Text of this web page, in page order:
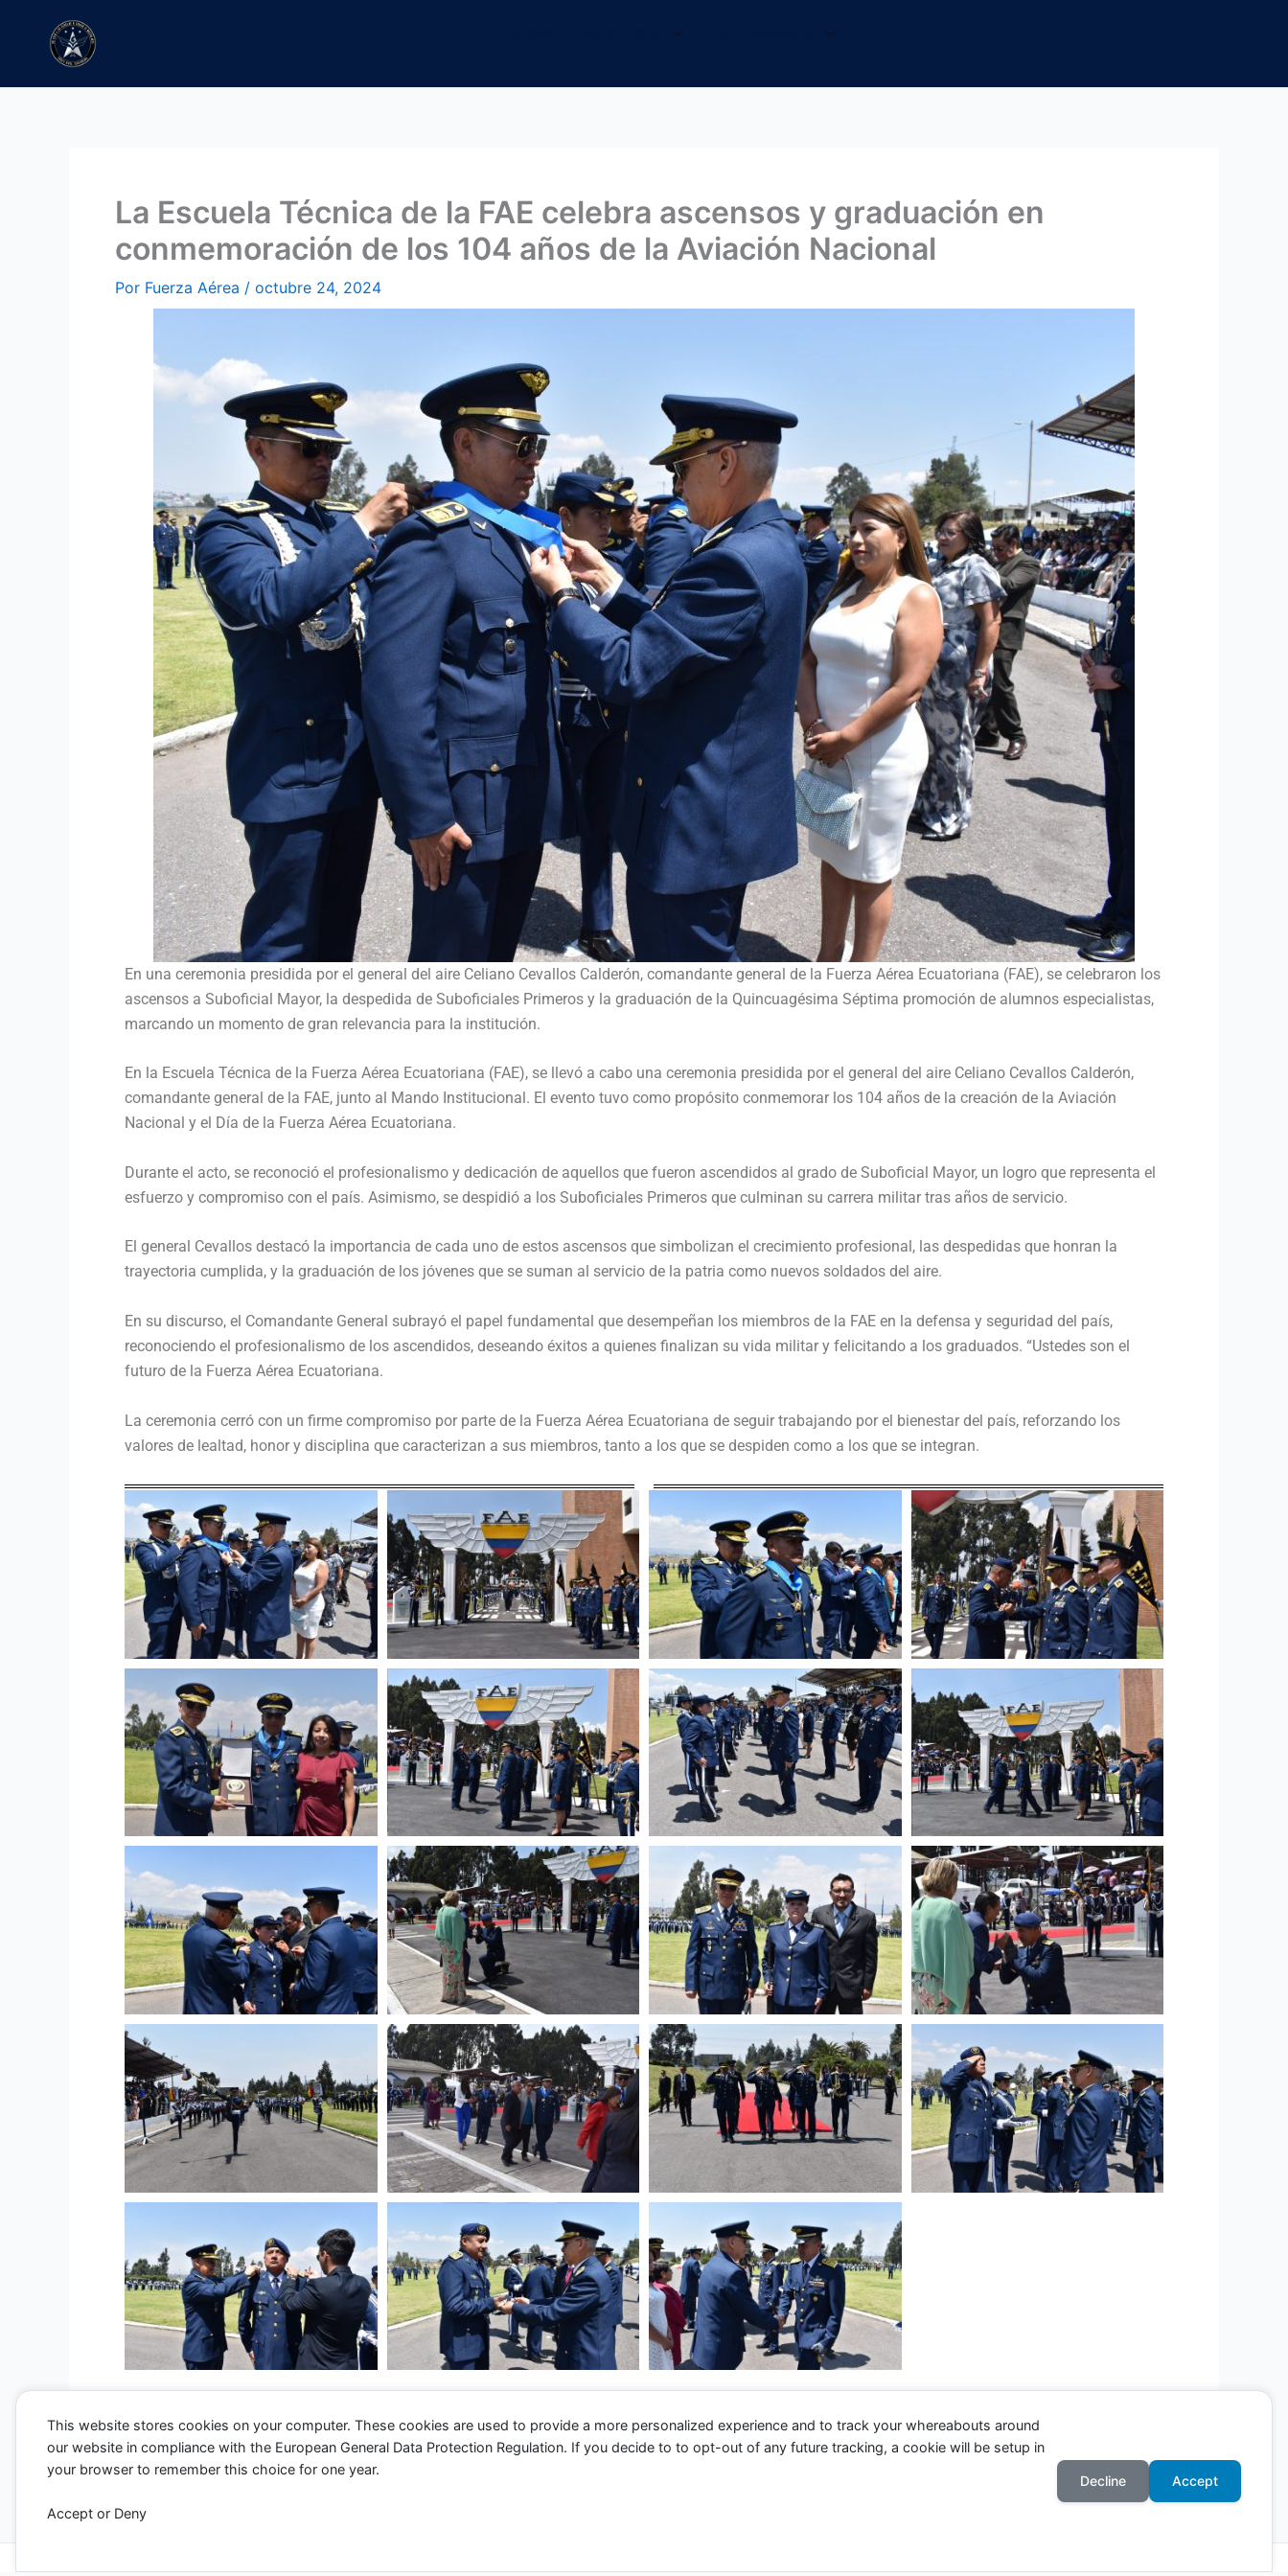
contenido
La Escuela Técnica de la FAE celebra ascensos y graduación en
conmemoración de los 104 años de la Aviación Nacional
Por Fuerza Aérea / octubre 24, 2024
En una ceremonia presidida por el general del aire Celiano Cevallos Calderón, comandante general de la Fuerza Aérea Ecuatoriana (FAE), se celebraron los
ascensos a Suboficial Mayor, la despedida de Suboficiales Primeros y la graduación de la Quincuagésima Séptima promoción de alumnos especialistas,
marcando un momento de gran relevancia para la institución.
En la Escuela Técnica de la Fuerza Aérea Ecuatoriana (FAE), se llevó a cabo una ceremonia presidida por el general del aire Celiano Cevallos Calderón,
comandante general de la FAE, junto al Mando Institucional. El evento tuvo como propósito conmemorar los 104 años de la creación de la Aviación
Nacional y el Día de la Fuerza Aérea Ecuatoriana.
Durante el acto, se reconoció el profesionalismo y dedicación de aquellos que fueron ascendidos al grado de Suboficial Mayor, un logro que representa el
esfuerzo y compromiso con el país. Asimismo, se despidió a los Suboficiales Primeros que culminan su carrera militar tras años de servicio.
El general Cevallos destacó la importancia de cada uno de estos ascensos que simbolizan el crecimiento profesional, las despedidas que honran la
trayectoria cumplida, y la graduación de los jóvenes que se suman al servicio de la patria como nuevos soldados del aire.
En su discurso, el Comandante General subrayó el papel fundamental que desempeñan los miembros de la FAE en la defensa y seguridad del país,
reconociendo el profesionalismo de los ascendidos, deseando éxitos a quienes finalizan su vida militar y felicitando a los graduados. “Ustedes son el
futuro de la Fuerza Aérea Ecuatoriana.
La ceremonia cerró con un firme compromiso por parte de la Fuerza Aérea Ecuatoriana de seguir trabajando por el bienestar del país, reforzando los
valores de lealtad, honor y disciplina que caracterizan a sus miembros, tanto a los que se despiden como a los que se integran.
←Entrada anterior Entrada siguiente
This website stores cookies on your computer. These cookies are used to provide a more personalized experience and to track your whereabouts around
our website in compliance with the European General Data Protection Regulation. If you decide to to opt-out of any future tracking, a cookie will be setup in
your browser to remember this choice for one year.
Accept or Deny
Decline Accept